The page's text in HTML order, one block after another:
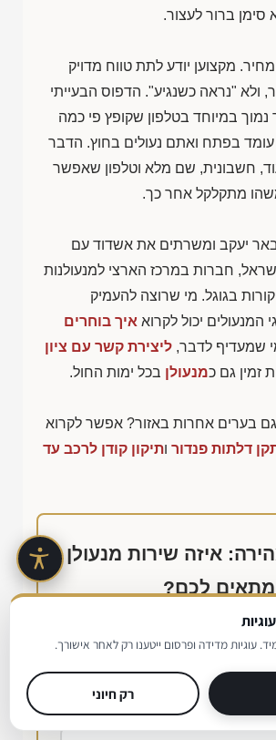
סימן ברור לעצור.
מקצוען יודע לתת טווח מדויק
ולא "נראה כשנגיע". הדפוס הבעייתי
נמוך במיוחד בטלפון שקופץ פי כמה
בפתח ואתם נעולים בחוץ. הדבר
חשבונית, שם מלא וטלפון שאפשר
מתקלקל אחר כך.
יעקב ומשרתים את אשדוד עם
חברות במרכז הארצי למנעולנות
ו-66 ביקורות בגוגל. מי שרוצה להעמיק
המנעולים יכול לקרוא איך בוחרים
שמעדיף לדבר, ליצירת קשר עם ציון
זמין גם כמנעולן בכל ימות החול.
גם בערים אחרות באזור? אפשר לקרוא
דלתות פנדור ותיקון קודן לרכב עד
איזה שירות מנעולן
לכם?
הקרוב ביותר אליכם וקבלו המלצה
לבית או לרכב כרגע
עוגיות מדידה ופרסום ייטענו רק לאחר אישורך.
רק חיוני